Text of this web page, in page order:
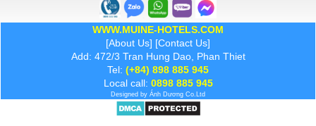
WWW.MUINE-HOTELS.COM
[About Us] [Contact Us]
Add: 472/3 Tran Hung Dao, Phan Thiet
Tel: (+84) 898 885 945
Local call: 0898 885 945
Designed by Ánh Dương Co.Ltd